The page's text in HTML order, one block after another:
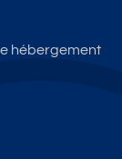
hébergement